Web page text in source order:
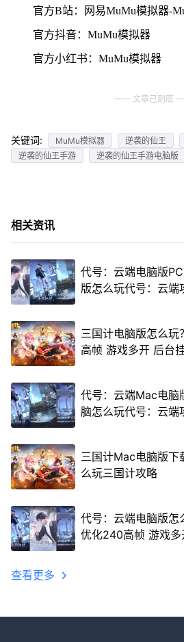
官方B站：网易MuMu模拟器-
官方抖音：MuMu模拟器
官方小红书：MuMu模拟器
文章已到底
关键词: MuMu模拟器 逆袭的仙王
逆袭的仙王手游
逆袭的仙王手游电脑版
相关资讯
代号：云端电脑版
版怎么玩代号：云端
三国计电脑版怎么
高帧 游戏多开 后台
代号：云端Mac电脑
脑怎么玩代号：云端
三国计Mac电脑版下
么玩三国计攻略
代号：云端电脑版怎
优化240高帧 游戏
查看更多